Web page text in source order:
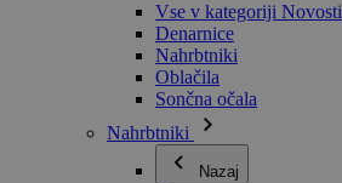
Vse v kategoriji Novosti
Denarnice
Nahrbtniki
Oblačila
Sončna očala
Nahrbtniki
Nazaj